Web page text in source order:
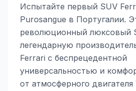
Испытайте первый SUV
Purosangue в Португалии.
революционный люксовый
легендарную
Ferrari с беспрецедентной
универсальностью и
от атмосферного двигателя